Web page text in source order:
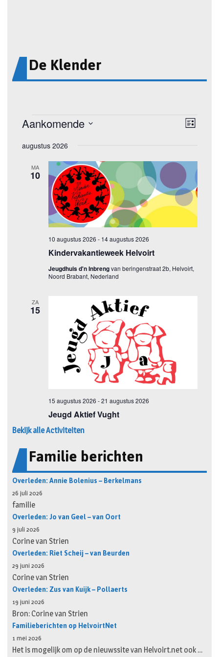
De Klender
Bekijk alle Activiteiten
Familie berichten
Overleden: Annie Bolenius – Berkelmans
26 juli 2026
familie
Overleden: Jo van Geel – van Oort
9 juli 2026
Corine van Strien
Overleden: Riet Scheij – van Beurden
29 juni 2026
Corine van Strien
Overleden: Zus van Kuijk – Pollaerts
19 juni 2026
Bron: Corine van Strien
Familieberichten op HelvoirtNet
1 mei 2026
Het is mogelijk om op de nieuwssite van Helvoirt.net ook …